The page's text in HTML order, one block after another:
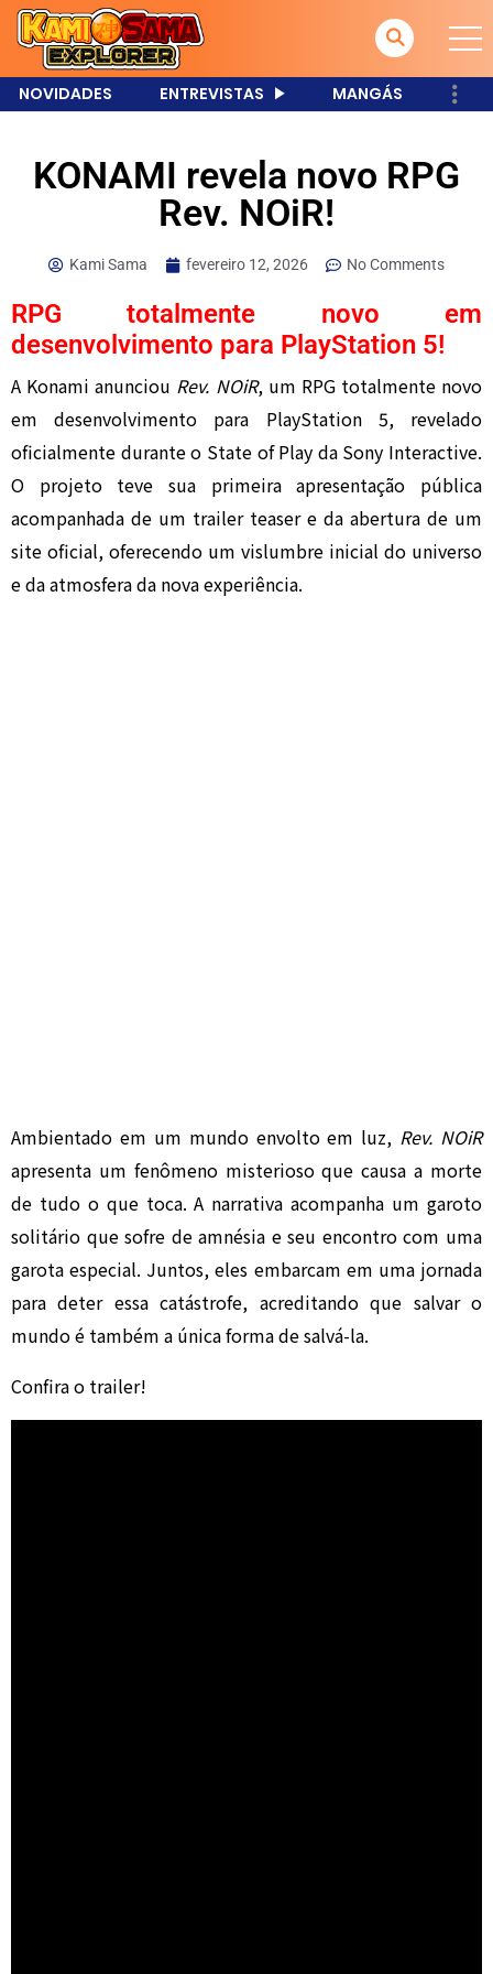
NOVIDADES ENTREVISTAS MANGÁS
KONAMI revela novo RPG
Rev. NOiR!
Kami Sama fevereiro 12, 2026 No Comments
RPG totalmente novo em
desenvolvimento para PlayStation 5!
A Konami anunciou Rev. NOiR, um RPG totalmente novo
em desenvolvimento para PlayStation 5, revelado
oficialmente durante o State of Play da Sony Interactive.
O projeto teve sua primeira apresentação pública
acompanhada de um trailer teaser e da abertura de um
site oficial, oferecendo um vislumbre inicial do universo
e da atmosfera da nova experiência.
Ambientado em um mundo envolto em luz, Rev. NOiR
apresenta um fenômeno misterioso que causa a morte
de tudo o que toca. A narrativa acompanha um garoto
solitário que sofre de amnésia e seu encontro com uma
garota especial. Juntos, eles embarcam em uma jornada
para deter essa catástrofe, acreditando que salvar o
mundo é também a única forma de salvá-la.
Confira o trailer!